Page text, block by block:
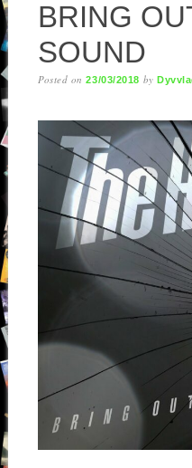
BRING
SOUND
Posted on23/03/2018 by